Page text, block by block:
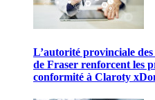
L’autorité provinciale
de Fraser renforcent les
conformité à Claroty